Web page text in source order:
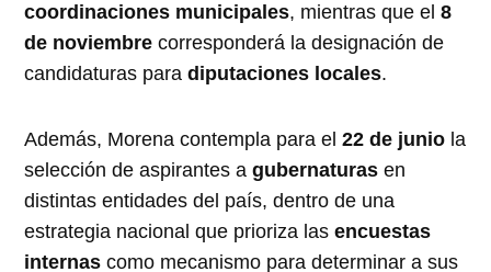
coordinaciones municipales, mientras que el8
de noviembre corresponderá la designación de
candidaturas paradiputaciones locales.
Además, Morena contempla para el22 de junio la
selección de aspirantes agubernaturas en
distintas entidades del país, dentro de una
estrategia nacional que prioriza lasencuestas
internas como mecanismo para determinar a sus